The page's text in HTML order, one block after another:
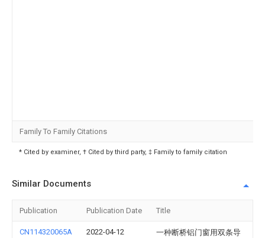
Family To Family Citations
* Cited by examiner, † Cited by third party, ‡ Family to family citation
Similar Documents
Publication Publication Date Title
CN114320065A 2022-04-12
一种断桥铝门窗用双条导